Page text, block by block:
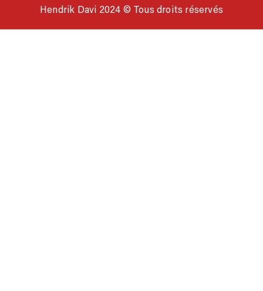
Hendrik Davi 2024 © Tous droits réservés